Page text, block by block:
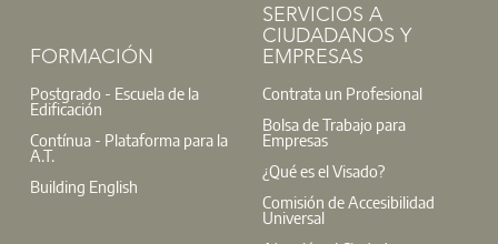
FORMACIÓN
Postgrado - Escuela de la
Edificación
Contínua - Plataforma para la
A.T.
Building English
SERVICIOS A
CIUDADANOS Y
EMPRESAS
Contrata un Profesional
Bolsa de Trabajo para
Empresas
¿Qué es el Visado?
Comisión de Accesibilidad
Universal